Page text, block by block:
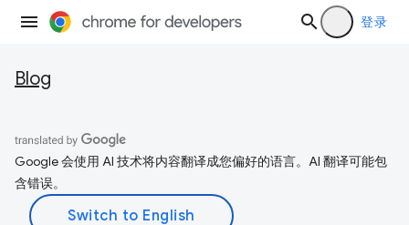
登录
Blog
Google 会使用 AI 技术将内容翻译成您偏好的语言。AI 翻译可能包
含错误。